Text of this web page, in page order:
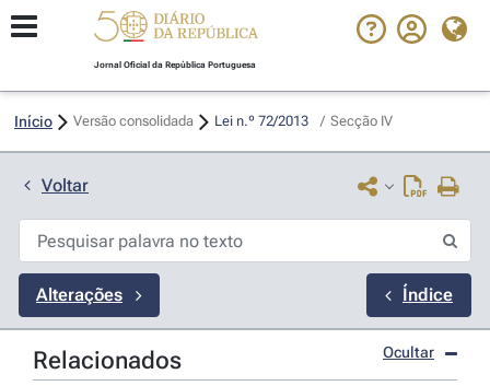
Jornal Oficial da República Portuguesa
Início Versão consolidada Lei n.º 72/2013 / Secção IV
Voltar
Alterações Índice
Relacionados Ocultar